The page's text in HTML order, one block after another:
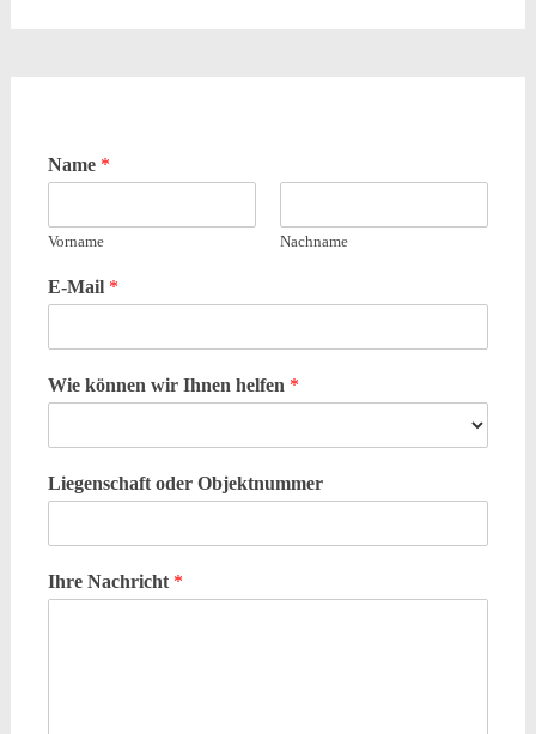
Name *
Vorname Nachname
E-Mail *
Wie können wir Ihnen helfen *
Liegenschaft oder Objektnummer
Ihre Nachricht *